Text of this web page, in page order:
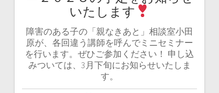
いたします
障害のある子の「親なきあと」相談室小田
原が、各回違う講師を呼んでミニセミナー
を行います。ぜひご参加ください！ 申し込
みついては、3月下旬にお知らせいたしま
す。